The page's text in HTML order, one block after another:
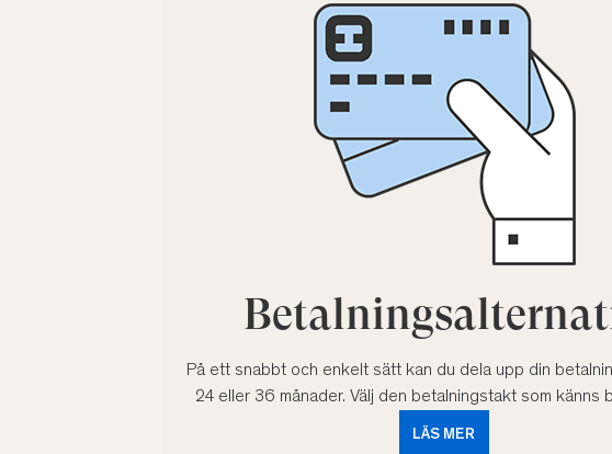
På ett snabbt och enkelt sätt kan du dela upp din
24 eller 36 månader. Välj den betalningstakt som känns
LÄS MER